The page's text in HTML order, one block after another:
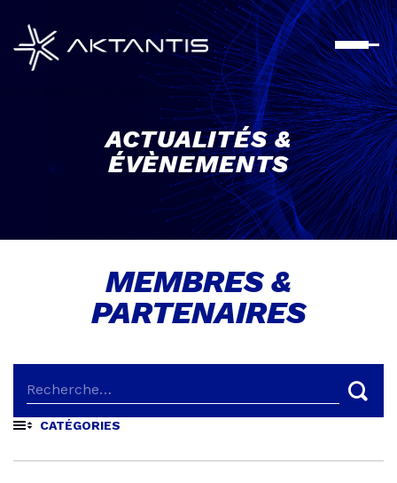
contenu
principal
ACTUALITÉS &
ÉVÈNEMENTS
MEMBRES &
PARTENAIRES
CATÉGORIES